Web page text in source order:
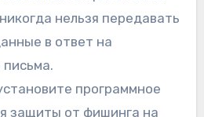
нельзя передавать
в ответ на
программное
защиты от фишинга на